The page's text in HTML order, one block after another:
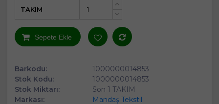
+
TAKIM
Sepete Ekle
Barkodu:
1000000014853
Stok Kodu:
1000000014853
Stok Miktarı:
Son 1 TAKIM
Markası:
Mandaş Tekstil